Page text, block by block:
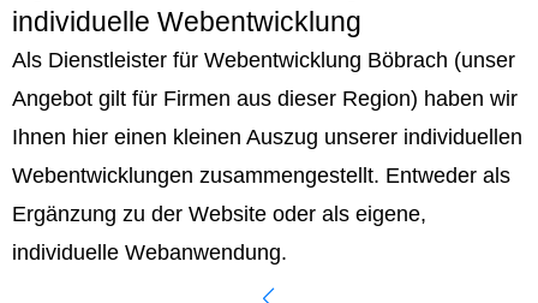
individuelle Webentwicklung
Als Dienstleister für Webentwicklung Böbrach (unser
Angebot gilt für Firmen aus dieser Region) haben wir
Ihnen hier einen kleinen Auszug unserer individuellen
Webentwicklungen zusammengestellt. Entweder als
Ergänzung zu der Website oder als eigene,
individuelle Webanwendung.